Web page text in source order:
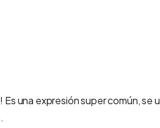
Es una expresión super común, se